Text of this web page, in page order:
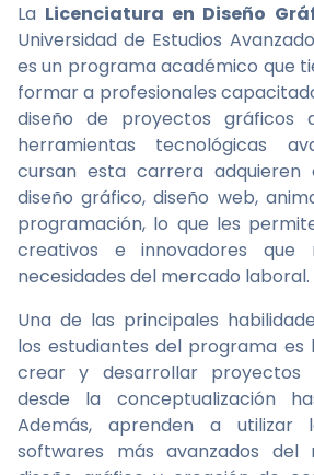
La Licenciatura en Diseño
Universidad de Estudios
es un programa académico que
formar a profesionales
diseño de proyectos gráficos
herramientas tecnológicas
cursan esta carrera adquieren
diseño gráfico, diseño web,
programación, lo que les
creativos e innovadores que
necesidades del mercado laboral.
Una de las principales
los estudiantes del programa
crear y desarrollar proyectos
desde la conceptualización
Además, aprenden a utilizar
softwares más avanzados